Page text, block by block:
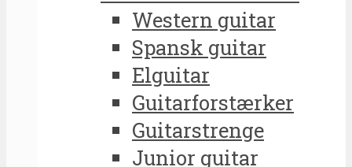
Western guitar
Spansk guitar
Elguitar
Guitarforstærker
Guitarstrenge
Junior guitar